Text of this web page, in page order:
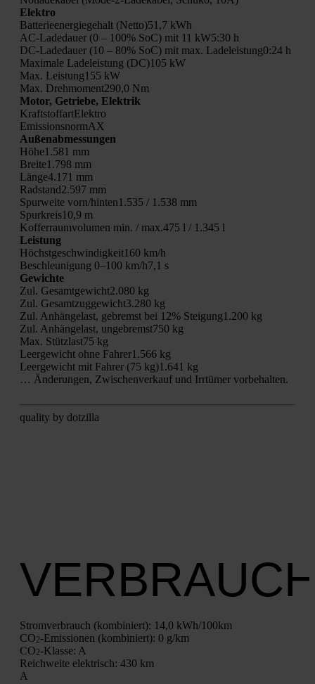
Elek­tro
Bat­te­rie­en­er­gie­ge­halt (Netto)51,7 kWh
AC-Lade­dau­er (0 – 100% SoC) mit 11 kW5:30 h
DC-Lade­dau­er (10 – 80% SoC) mit max. Ladeleistung0:24 h
Maxi­ma­le Lade­leis­tung (DC)105 kW
Max. Leistung155 kW
Max. Drehmoment290,0 Nm
Motor, Getrie­be, Elek­trik
Kraft­stoff­ar­t­Elek­tro
Emis­si­ons­nor­mAX
Außen­ab­mes­sun­gen
Höhe1.581 mm
Breite1.798 mm
Länge4.171 mm
Radstand2.597 mm
Spur­wei­te vorn/hinten1.535 / 1.538 mm
Spurkreis10,9 m
Kof­fer­raum­vo­lu­men min. / max.475 l / 1.345 l
Leis­tung
Höchstgeschwindigkeit160 km/h
Beschleu­ni­gung 0–100 km/h7,1 s
Gewich­te
Zul. Gesamtgewicht2.080 kg
Zul. Gesamtzuggewicht3.280 kg
Zul. Anhän­ge­last, gebremst bei 12% Steigung1.200 kg
Zul. Anhän­ge­last, ungebremst750 kg
Max. Stützlast75 kg
Leer­ge­wicht ohne Fahrer1.566 kg
Leer­ge­wicht mit Fah­rer (75 kg)1.641 kg
… Ände­run­gen, Zwi­schen­ver­kauf und Irr­tü­mer vor­be­hal­ten.
qua­li­ty by dot­zil­la
Strom­ver­brauch (kom­bi­niert): 14,0 kWh/100km
CO2-Emis­sio­nen (kom­bi­niert): 0 g/km
CO2-Klas­se: A
Reich­wei­te elek­trisch: 430 km
A